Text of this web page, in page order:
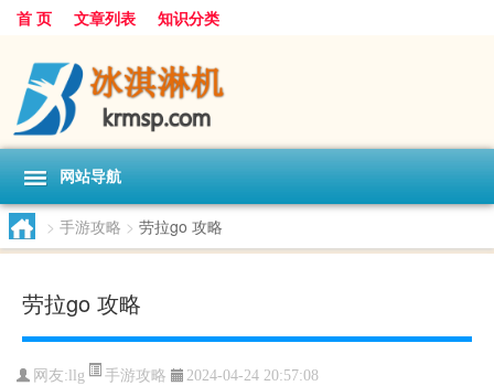
首 页 文章列表 知识分类
网站导航
> 手游攻略 > 劳拉go 攻略
劳拉go 攻略
网友: llg 手游攻略 2024-04-24 20:57:08